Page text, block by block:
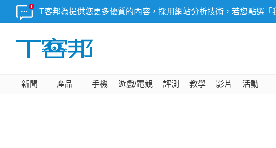
T客邦為提供您更多優質的內容，採用網站分析技術，若您點選
新聞 產品 手機 遊戲/電競 評測 教學 影片 活動